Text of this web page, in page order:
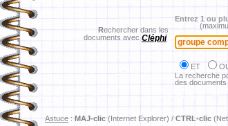
Rechercher dans les
documents avec Cléphi
Entrez 1 ou
ET
La recherche
des documents
Astuce : MAJ-clic (Internet Explorer) / CTRL-clic